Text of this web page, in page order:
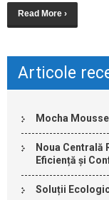
Read More ›
Articole
Mocha
Noua Centrală
Eficiență și
Soluții